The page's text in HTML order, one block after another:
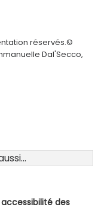
réservés.©
Dal'Secco,
des